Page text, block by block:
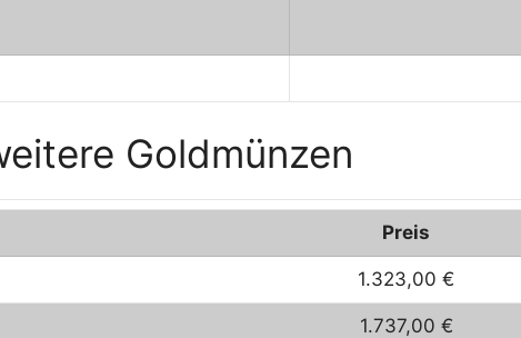
Goldmünzen
Preis
1.323,00 €
1.737,00 €